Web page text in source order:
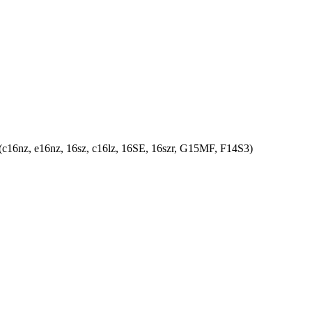
e16nz, 16sz, c16lz, 16SE, 16szr, G15MF, F14S3)